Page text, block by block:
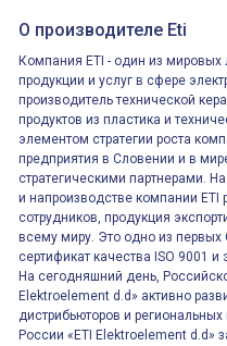
реле времени
функций/
О производителе Eti
Компания ETI - один из
продукции и услуг в сфере
производитель технической
продуктов из пластика и
элементом стратегии роста
предприятия в Словении и в
стратегическими партнерами.
и напроизводстве компании ETI
сотрудников, продукция
всему миру. Это одно из
сертификат качества ISO 9001 и
На сегодняшний день,
Elektroelement d.d» активно
дистрибьюторов и
России «ETI Elektroelement